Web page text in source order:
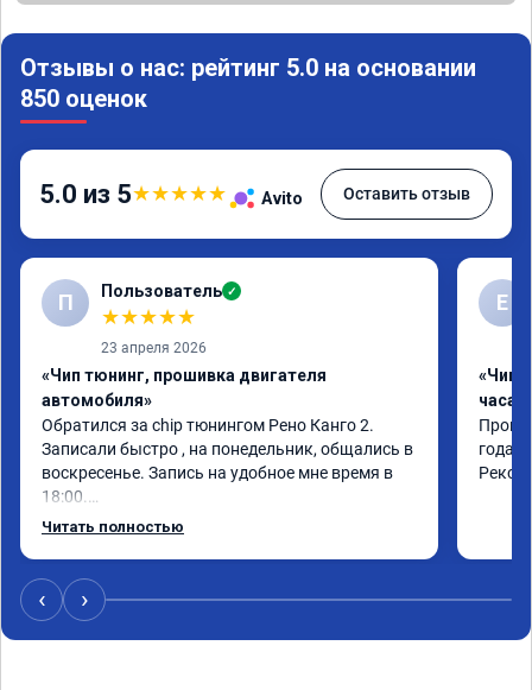
Отзывы о нас: рейтинг 5.0 на основании
850 оценок
5.0 из 5★★★★★ Avito Оставить отзыв
П Пользователь ✓
★★★★★
23 апреля 2026
«Чип тюнинг, прошивка двигателя
автомобиля»
Обратился за chip тюнингом Рено Канго 2.
Записали быстро , на понедельник, общались в
воскресенье. Запись на удобное мне время в
18:00.
Работу выполнили за 30 минут, качественно,
Читать полностью
Е
«Чип
часа»
года.
‹ ›